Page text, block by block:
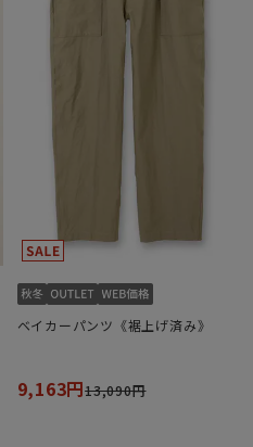
ベイカーパンツ《裾上げ済み》
9,163円13,090円